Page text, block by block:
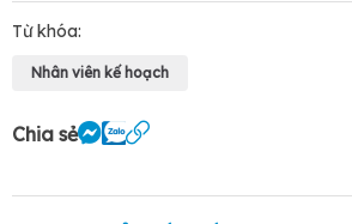
Từ khóa:
Nhân viên kế hoạch
Chia sẻ